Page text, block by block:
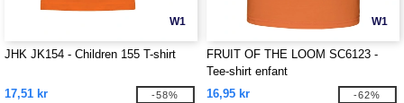
W1
JHK JK154 - Children 155 T-shirt
17,51 kr -58%
W1
FRUIT OF THE LOOM SC6123 -
Tee-shirt enfant
16,95 kr
-62%